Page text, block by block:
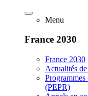
Menu
France 2030
France 2030
Actualités
Programmes
(PEPR)